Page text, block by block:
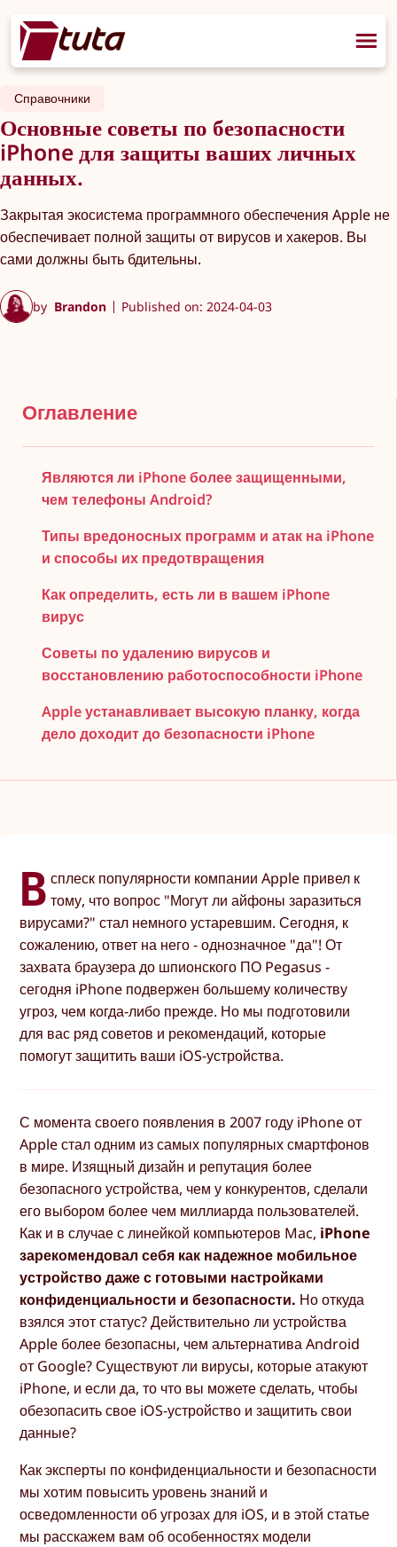
Справочники
Основные советы по безопасности
iPhone для защиты ваших личных
данных.
Закрытая экосистема программного обеспечения Apple не
обеспечивает полной защиты от вирусов и хакеров. Вы
сами должны быть бдительны.
by Brandon Published on: 2024-04-03
Оглавление
Являются ли iPhone более защищенными,
чем телефоны Android?
Типы вредоносных программ и атак на iPhone
и способы их предотвращения
Как определить, есть ли в вашем iPhone
вирус
Советы по удалению вирусов и
восстановлению работоспособности iPhone
Apple устанавливает высокую планку, когда
дело доходит до безопасности iPhone
В сплеск популярности компании Apple привел к
тому, что вопрос "Могут ли айфоны заразиться
вирусами?" стал немного устаревшим. Сегодня, к
сожалению, ответ на него - однозначное "да"! От
захвата браузера до шпионского ПО Pegasus -
сегодня iPhone подвержен большему количеству
угроз, чем когда-либо прежде. Но мы подготовили
для вас ряд советов и рекомендаций, которые
помогут защитить ваши iOS-устройства.
С момента своего появления в 2007 году iPhone от
Apple стал одним из самых популярных смартфонов
в мире. Изящный дизайн и репутация более
безопасного устройства, чем у конкурентов, сделали
его выбором более чем миллиарда пользователей.
Как и в случае с линейкой компьютеров Mac, iPhone
зарекомендовал себя как надежное мобильное
устройство даже с готовыми настройками
конфиденциальности и безопасности. Но откуда
взялся этот статус? Действительно ли устройства
Apple более безопасны, чем альтернатива Android
от Google? Существуют ли вирусы, которые атакуют
iPhone, и если да, то что вы можете сделать, чтобы
обезопасить свое iOS-устройство и защитить свои
данные?
Как эксперты по конфиденциальности и безопасности
мы хотим повысить уровень знаний и
осведомленности об угрозах для iOS, и в этой статье
мы расскажем вам об особенностях модели